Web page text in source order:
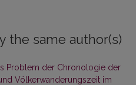
the same author(s)
Problem der Chronologie der
Völkerwanderungszeit im